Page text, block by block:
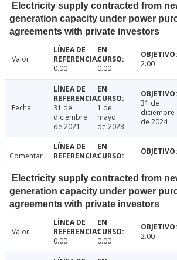
Electricity supply contracted from
generation capacity under power
agreements with private investors
Valor
0.00
0.00 2.00
Fecha
31 de
diciembre
de 2021
1 de
mayo
de 2023
31 de
diciembre
de 2024
Comentar
Electricity supply contracted from
generation capacity under power
agreements with private investors
Valor
0.00
0.00 2.00